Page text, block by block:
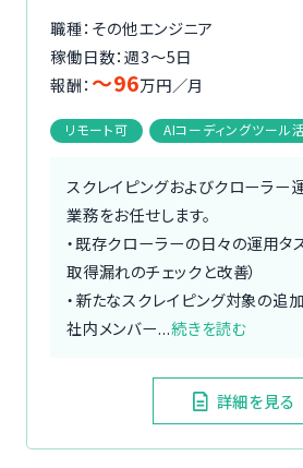
職種：その他エンジニア
稼働日数：週3〜5日
報酬： 〜96万円／月
リモート可 AIコーディングツール
スクレイピングおよびクローラー
業務をお任せします。
・既存クローラーの日々の運用タ
取得漏れのチェックと改善）
・新たなスクレイピング対象の追
社内メンバー...続きを読む
詳細を見る